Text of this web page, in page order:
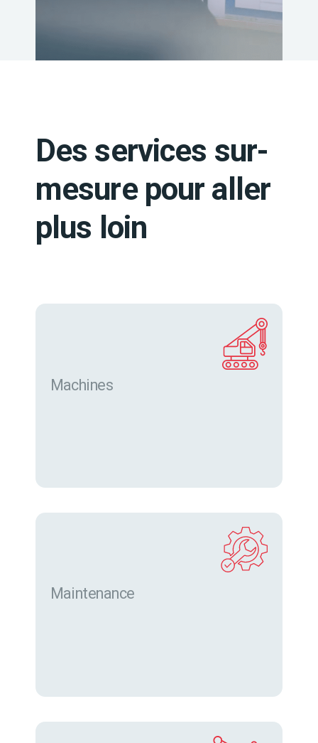
Des services sur-
mesure pour aller
plus loin
Machines
Maintenance